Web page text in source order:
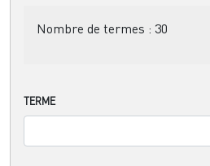
Nombre de termes : 30
TERME